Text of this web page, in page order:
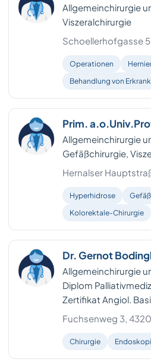
Allgemeinchirurgie
Viszeralchirurgie
Schoellerhofgasse
Operationen
Behandlung von
Prim.
Allgemeinchirurgie
Gefäßchirurgie,
Hernalser
Hyperhidrose
Kolorektale-Chirurgie
Dr. Gernot
Allgemeinchirurgie
Diplom
Zertifikat Angiol.
Fuchsenweg 3,
Chirurgie